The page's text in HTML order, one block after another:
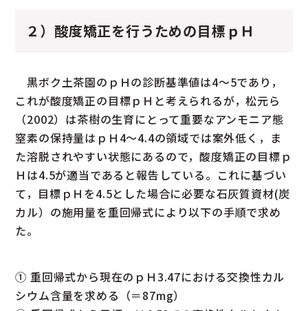
２）酸度矯正を行うための目標ｐＨ
黒ボク土茶園のｐＨの診断基準値は4〜5であり，
これが酸度矯正の目標ｐＨと考えられるが，松元ら
（2002）は茶樹の生育にとって重要なアンモニア態
窒素の保持量はｐＨ4〜4.4の領域では案外低く，ま
た溶脱されやすい状態にあるので，酸度矯正の目標ｐ
Ｈは4.5が適当であると報告している。これに基づい
て，目標ｐＨを4.5とした場合に必要な石灰質資材(炭
カル）の施用量を重回帰式により以下の手順で求め
た。
① 重回帰式から現在のｐＨ3.47における交換性カル
シウム含量を求める（＝87mg）